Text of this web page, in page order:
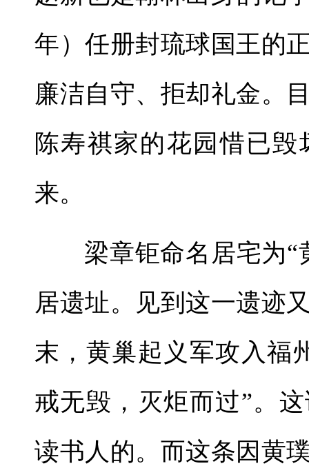
年）任册封琉球国王的
廉洁自守、拒却礼金。
陈寿祺家的花园惜已
来。
梁章钜命名居宅为
居遗址。见到这一遗迹
末，黄巢起义军攻入福
戒无毁，灭炬而过”。
读书人的。而这条因黄